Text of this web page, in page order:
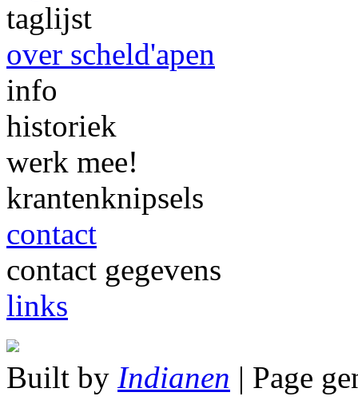
taglijst
over scheld'apen
info
historiek
werk mee!
krantenknipsels
contact
contact gegevens
links
Built by Indianen | Page